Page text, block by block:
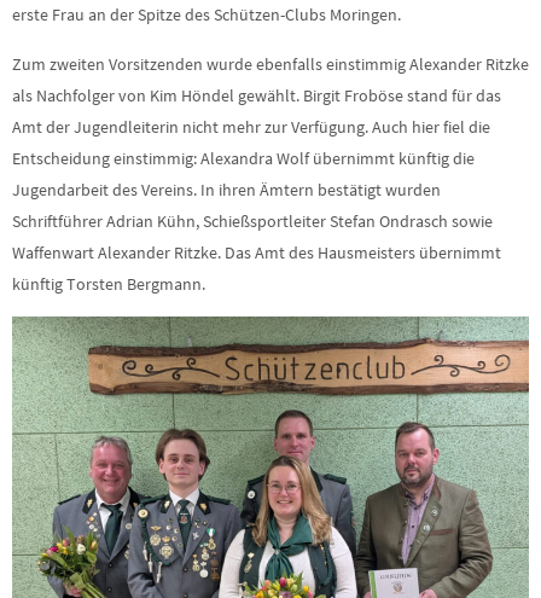
erste Frau an der Spitze des Schützen-Clubs Moringen.
Zum zweiten Vorsitzenden wurde ebenfalls einstimmig Alexander Ritzke
als Nachfolger von Kim Höndel gewählt. Birgit Froböse stand für das
Amt der Jugendleiterin nicht mehr zur Verfügung. Auch hier fiel die
Entscheidung einstimmig: Alexandra Wolf übernimmt künftig die
Jugendarbeit des Vereins. In ihren Ämtern bestätigt wurden
Schriftführer Adrian Kühn, Schießsportleiter Stefan Ondrasch sowie
Waffenwart Alexander Ritzke. Das Amt des Hausmeisters übernimmt
künftig Torsten Bergmann.